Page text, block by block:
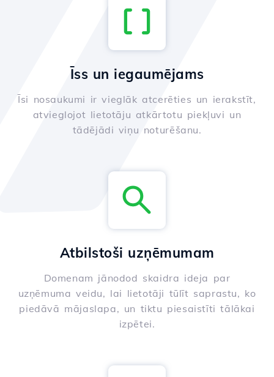
Īss un iegaumējams
Īsi nosaukumi ir vieglāk atcerēties un ierakstīt,
atvieglojot lietotāju atkārtotu piekļuvi un
tādējādi viņu noturēšanu.
Atbilstoši uzņēmumam
Domenam jānodod skaidra ideja par
uzņēmuma veidu, lai lietotāji tūlīt saprastu, ko
piedāvā mājaslapa, un tiktu piesaistīti tālākai
izpētei.